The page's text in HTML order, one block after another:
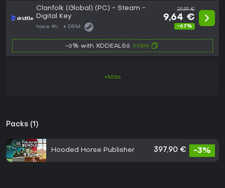
Clanfolk (Global) (PC) - Steam -
Digital Key
hace 4h DRM:
29,99 €
9,64 €
-67%
-6% with XDDEALS6 copy
+Más
Packs (1)
Hooded Horse Publisher 397,90 € -3%